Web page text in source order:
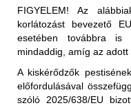
FIGYELEM! Az
korlátozást bevezető
esetében továbbra is
mindaddig, amíg az
A kiskérődzők
előfordulásával
szóló 2025/638/EU
Korlátozott terület:
Magyarország
értesítés
Korlátozott állat/
szerint)
illetékes hatóságai
igazolják az
"Az élő állatok,
elismert PPR-